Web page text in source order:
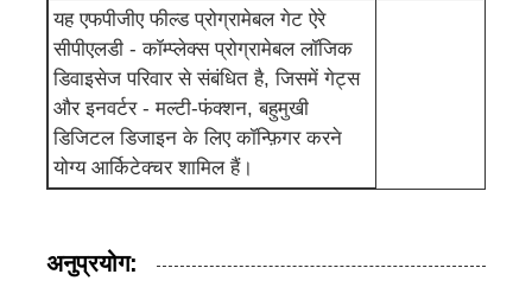
एडीसी डीएसी
आरएफ एकीकृत सर्किट
इलेक्ट्रॉनिक उपकरण
पीएलसी प्रोग्रामिंग
यह एफपीजीए फील्ड प्रोग्रामेबल गेट ऐरे
सीपीएलडी - कॉम्प्लेक्स प्रोग्रामेबल लॉजिक
डिवाइसेज परिवार से संबंधित है, जिसमें गेट्स
और इनवर्टर - मल्टी-फंक्शन, बहुमुखी
डिजिटल डिजाइन के लिए कॉन्फ़िगर करने
योग्य आर्किटेक्चर शामिल हैं।
अनुप्रयोग: